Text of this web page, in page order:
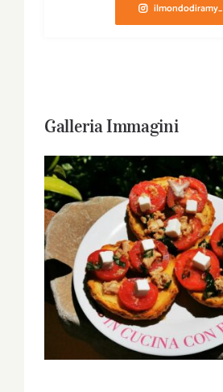
ilmondodiramy_
Galleria Immagini